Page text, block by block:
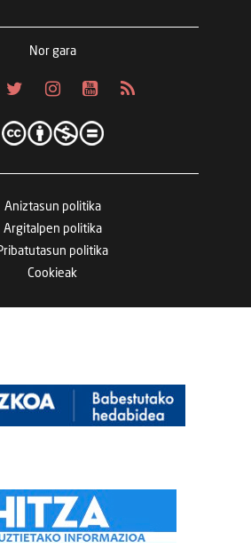
Nor gara
Aniztasun politika
Argitalpen politika
politika
Cookieak